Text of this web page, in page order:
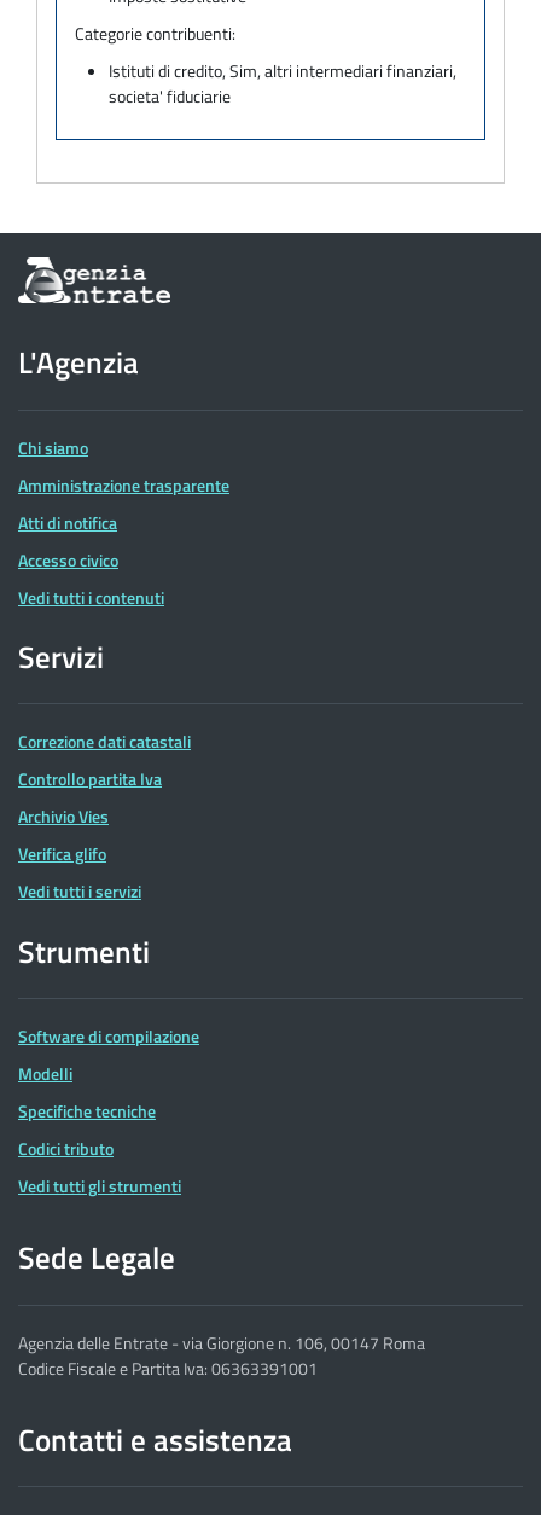
Categorie contribuenti:
Istituti di credito, Sim, altri intermediari finanziari,
societa' fiduciarie
Informazioni
sul
dell'Agenzia
delle
Entrate
L'Agenzia
Chi siamo
Amministrazione trasparente
Atti di notifica
Accesso civico
Vedi tutti i contenuti
Servizi
Correzione dati catastali
Controllo partita Iva
Archivio Vies
Verifica glifo
Vedi tutti i servizi
Strumenti
Software di compilazione
Modelli
Specifiche tecniche
Codici tributo
Vedi tutti gli strumenti
Sede Legale
Agenzia delle Entrate - via Giorgione n. 106, 00147 Roma
Codice Fiscale e Partita Iva: 06363391001
Contatti e assistenza